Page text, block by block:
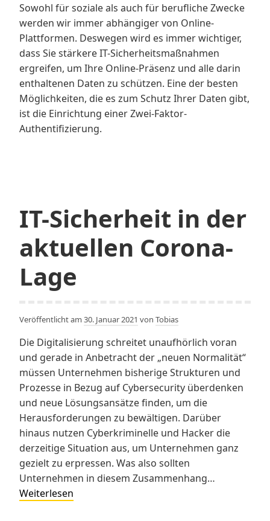
Sowohl für soziale als auch für berufliche Zwecke
werden wir immer abhängiger von Online-
Plattformen. Deswegen wird es immer wichtiger,
dass Sie stärkere IT-Sicherheitsmaßnahmen
ergreifen, um Ihre Online-Präsenz und alle darin
enthaltenen Daten zu schützen. Eine der besten
Möglichkeiten, die es zum Schutz Ihrer Daten gibt,
ist die Einrichtung einer Zwei-Faktor-
Authentifizierung.
IT-Sicherheit in der
aktuellen Corona-
Lage
Veröffentlicht am 30. Januar 2021 von Tobias
Die Digitalisierung schreitet unaufhörlich voran
und gerade in Anbetracht der „neuen Normalität“
müssen Unternehmen bisherige Strukturen und
Prozesse in Bezug auf Cybersecurity überdenken
und neue Lösungsansätze finden, um die
Herausforderungen zu bewältigen. Darüber
hinaus nutzen Cyberkriminelle und Hacker die
derzeitige Situation aus, um Unternehmen ganz
gezielt zu erpressen. Was also sollten
Unternehmen in diesem Zusammenhang…
Weiterlesen